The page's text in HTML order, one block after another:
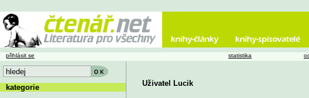
Uživatel Lucik
přihlásit se statistika
kategorie